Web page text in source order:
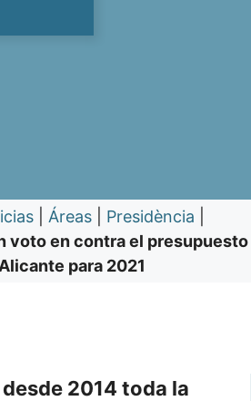
Áreas Presidència
voto en contra el presupuesto
para 2021
2014 toda la